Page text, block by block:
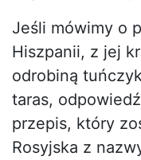
Jeśli mówimy o
Hiszpanii, z jej
odrobiną
taras,
przepis, który
Rosyjska z